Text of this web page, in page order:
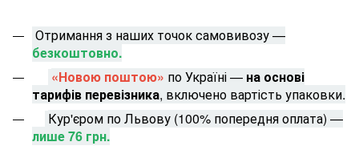
Отримання з наших точок самовивозу —
безкоштовно.
«Новою поштою» по Україні — на основі
тарифів перевізника, включено вартість упаковки.
Кур'єром по Львову (100% попередня оплата) —
лише 76 грн.